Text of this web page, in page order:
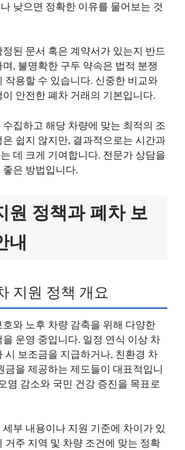
낮으면 정확한 이유를 물어보는 것
된 문서 혹은 계약서가 있는지 반드
, 불명확한 구두 약속은 법적 분쟁
작용할 수 있습니다. 신중한 비교와
안전한 폐차 거래의 기본입니다.
집하고 해당 차량에 맞는 최적의 조
은 쉽지 않지만, 결과적으로는 시간과
데 크게 기여합니다. 전문가 상담을
은 방법입니다.
원 정책과 폐차 보
내
지원 정책 개요
호와 노후 차량 감축을 위해 다양한
운영 중입니다. 일정 연식 이상 차
시 보조금을 지급하거나, 친환경 차
금을 제공하는 제도들이 대표적입니
염 감소와 국민 건강 증진을 목표로
부 내용이나 지원 기준에 차이가 있
거주 지역 및 차량 조건에 맞는 정확